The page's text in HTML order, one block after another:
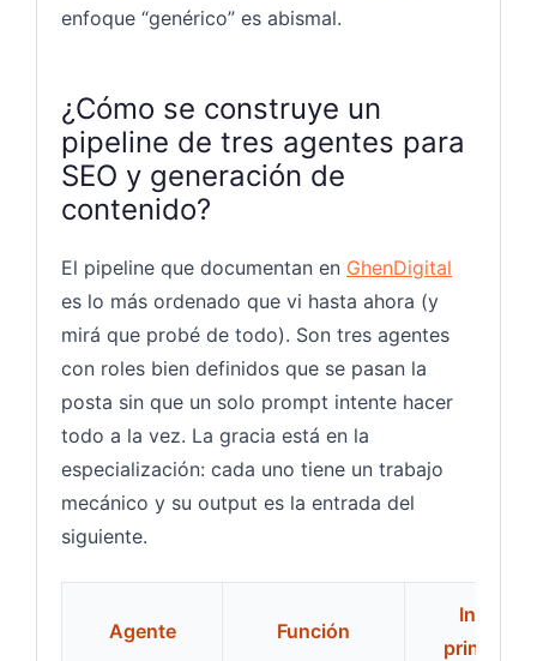
enfoque “genérico” es abismal.
¿Cómo se construye un
pipeline de tres agentes para
SEO y generación de
contenido?
El pipeline que documentan en GhenDigital
es lo más ordenado que vi hasta ahora (y
mirá que probé de todo). Son tres agentes
con roles bien definidos que se pasan la
posta sin que un solo prompt intente hacer
todo a la vez. La gracia está en la
especialización: cada uno tiene un trabajo
mecánico y su output es la entrada del
siguiente.
Agente Función
Input
principal